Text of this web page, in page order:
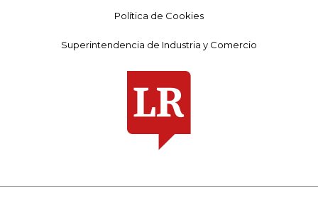
Política de Cookies
Superintendencia de Industria y Comercio